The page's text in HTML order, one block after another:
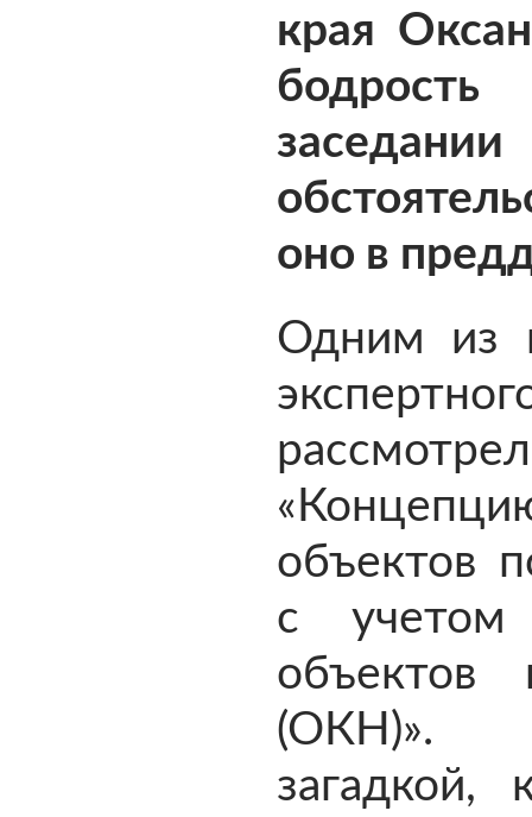
края
оно в
Одним из
объектов
с учетом
объектов
(ОКН)».
загадкой,